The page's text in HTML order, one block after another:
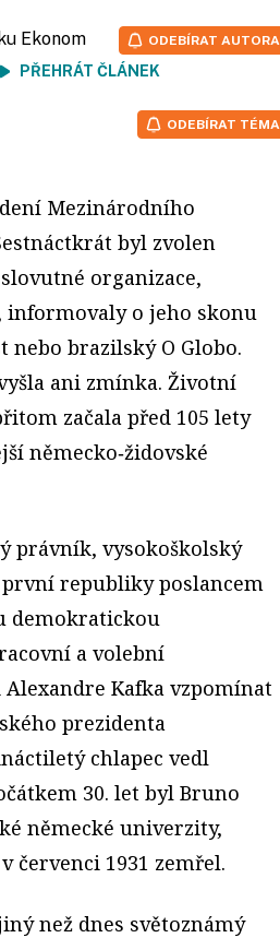
Ekonom
PŘEHRÁT ČLÁNEK
ODEBÍRAT AUTORA
ODEBÍRAT TÉMA
Mezinárodního
byl zvolen
organizace,
informovaly o jeho skonu
brazilský O Globo.
ani zmínka. Životní
začala před 105 lety
německo‑židovské
právník, vysokoškolský
republiky poslancem
demokratickou
a volební
Kafka vzpomínat
prezidenta
chlapec vedl
30. let byl Bruno
německé univerzity,
červenci 1931 zemřel.
než dnes světoznámý